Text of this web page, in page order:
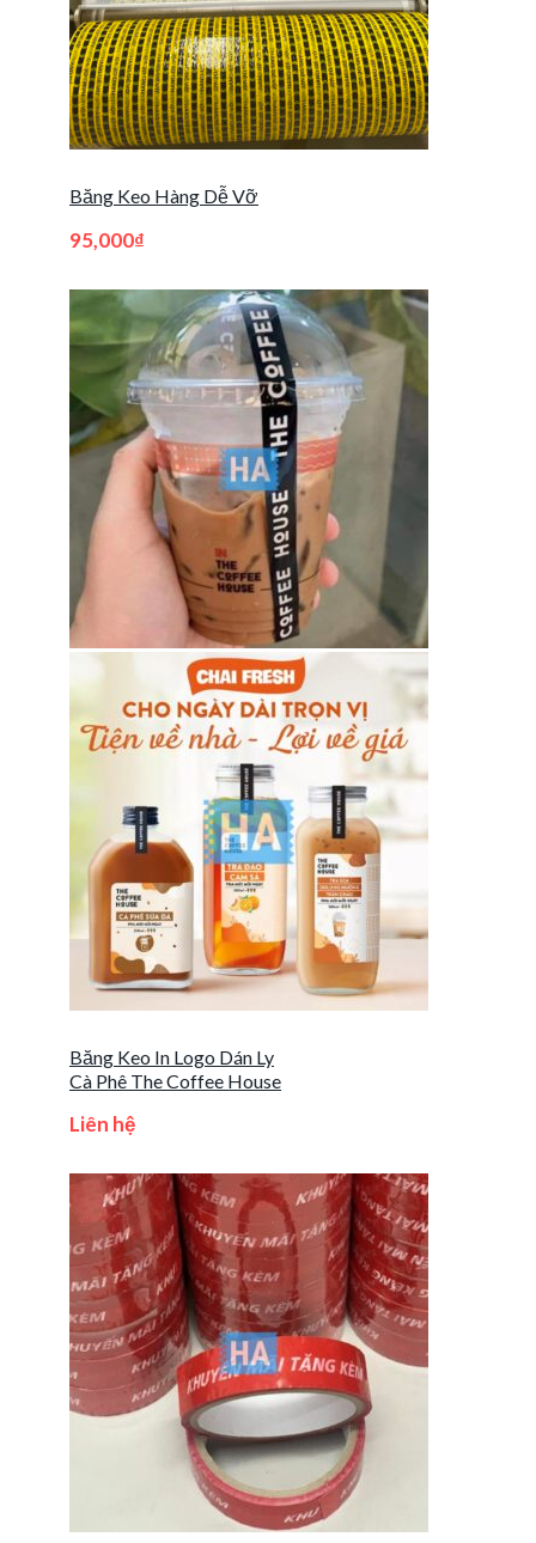
Băng Keo Hàng Dễ Vỡ
95,000₫
Băng Keo In Logo Dán Ly
Cà Phê The Coffee House
Liên hệ